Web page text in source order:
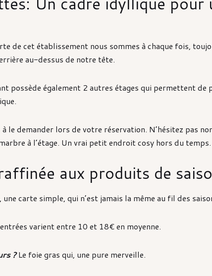
de cet établissement nous sommes à chaque fois,
au-dessus de notre tête.
possède également 2 autres étages qui permettent de
le demander lors de votre réservation. N’hésitez pas
à l’étage. Un vrai petit endroit cosy hors du temps.
aux produits de
carte simple, qui n’est jamais la même au fil des
varient entre 10 et 18€ en moyenne.
? Le foie gras qui, une pure merveille.